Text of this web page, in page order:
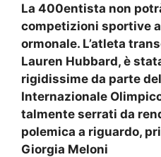
La 400entista non
competizioni sportive
ormonale. L’atleta
Lauren Hubbard, è
rigidissime da parte
Internazionale
talmente serrati da
polemica a riguardo,
Giorgia Meloni